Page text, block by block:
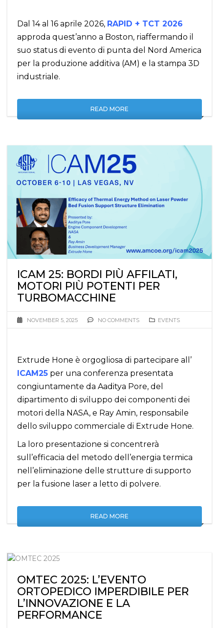
Dal 14 al 16 aprile 2026, RAPID + TCT 2026
approda quest’anno a Boston, riaffermando il
suo status di evento di punta del Nord America
per la produzione additiva (AM) e la stampa 3D
industriale.
READ MORE
ICAM 25: BORDI PIÙ AFFILATI,
MOTORI PIÙ POTENTI PER
TURBOMACCHINE
NOVEMBER 5, 2025 NO COMMENTS EVENTS
Extrude Hone è orgogliosa di partecipare all’
ICAM25 per una conferenza presentata
congiuntamente da Aaditya Pore, del
dipartimento di sviluppo dei componenti dei
motori della NASA, e Ray Amin, responsabile
dello sviluppo commerciale di Extrude Hone.
La loro presentazione si concentrerà
sull’efficacia del metodo dell’energia termica
nell’eliminazione delle strutture di supporto
per la fusione laser a letto di polvere.
READ MORE
OMTEC 2025: L’EVENTO
ORTOPEDICO IMPERDIBILE PER
L’INNOVAZIONE E LA
PERFORMANCE